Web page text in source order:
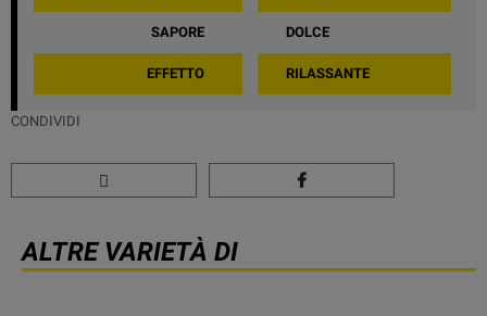
SAPORE DOLCE
EFFETTO RILASSANTE
CONDIVIDI
ALTRE VARIETÀ DI